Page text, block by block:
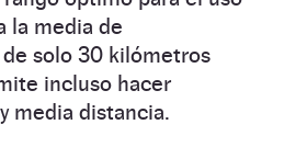
la media de
solo 30 kilómetros
incluso hacer
media distancia.